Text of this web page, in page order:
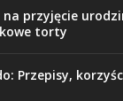
przyjęcie
torty
Przepisy,